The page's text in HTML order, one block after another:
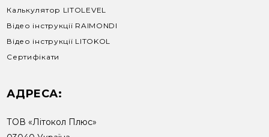
Калькулятор LITOLEVEL
Відео інструкції RAIMONDI
Відео інструкції LITOKOL
Сертифікати
АДРЕСА:
ТОВ «Літокол Плюс»